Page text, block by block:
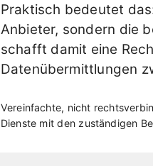
Praktisch bedeutet
Anbieter, sondern die
schafft damit eine
Datenübermittlungen
Vereinfachte, nicht
Dienste mit den zuständigen